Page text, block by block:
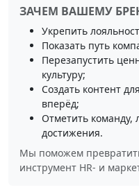
ЗАЧЕМ ВАШЕМУ
Укрепить
Показать путь
Перезапустить
культуру;
Создать контент
вперёд;
Отметить
достижения.
Мы поможем
инструмент HR‑ и